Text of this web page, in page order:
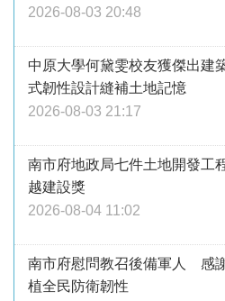
2026-08-03 20:48
中原大學何黛雯校友獲傑出
式韌性設計縫補土地記憶
2026-08-03 21:17
南市府地政局七件土地開發
越建設獎
2026-08-04 11:02
南市府慰問教召後備軍人 感
植全民防衛韌性